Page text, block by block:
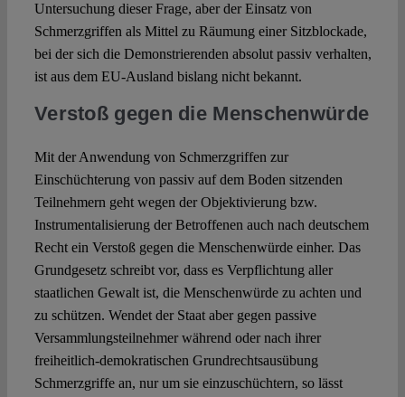
Untersuchung dieser Frage, aber der Einsatz von
Schmerzgriffen als Mittel zu Räumung einer Sitzblockade,
bei der sich die Demonstrierenden absolut passiv verhalten,
ist aus dem EU-Ausland bislang nicht bekannt.
Verstoß gegen die Menschenwürde
Mit der Anwendung von Schmerzgriffen zur
Einschüchterung von passiv auf dem Boden sitzenden
Teilnehmern geht wegen der Objektivierung bzw.
Instrumentalisierung der Betroffenen auch nach deutschem
Recht ein Verstoß gegen die Menschenwürde einher. Das
Grundgesetz schreibt vor, dass es Verpflichtung aller
staatlichen Gewalt ist, die Menschenwürde zu achten und
zu schützen. Wendet der Staat aber gegen passive
Versammlungsteilnehmer während oder nach ihrer
freiheitlich-demokratischen Grundrechtsausübung
Schmerzgriffe an, nur um sie einzuschüchtern, so lässt